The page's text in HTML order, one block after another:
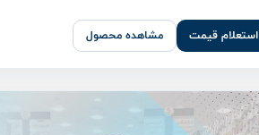
استعلام قیمت مشاهده محصول